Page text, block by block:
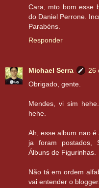
Cara, mto bom esse
do Daniel Perrone.
Parabéns.
Responder
Michael Serra
26
Obrigado, gente.
Mendes, vi sim
hehe.
Ah, esse album nao
ja foram postados,
Álbuns de Figurinhas.
Não tá em ordem
vai entender o blogger.